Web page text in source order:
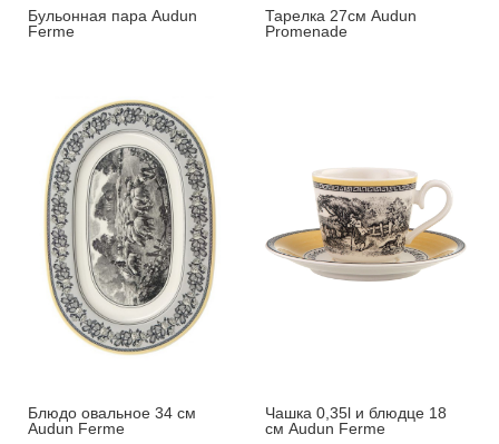
Бульонная пара Audun
Ferme
Тарелка 27см Audun
Promenade
Блюдо овальное 34 см
Audun Ferme
Чашка 0,35l и блюдце 18
см Audun Ferme